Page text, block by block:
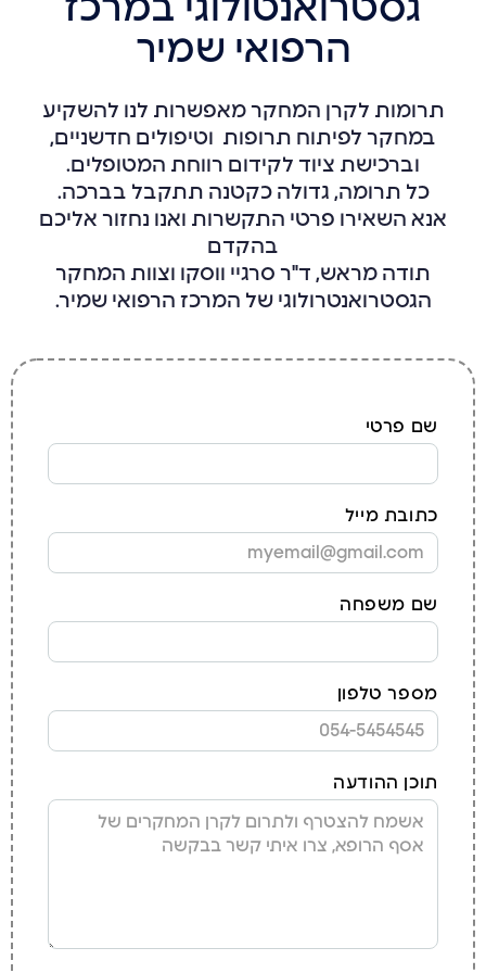
גסטרואנטולוגי במרכז
הרפואי שמיר
תרומות לקרן המחקר מאפשרות לנו להשקיע
במחקר לפיתוח תרופות וטיפולים חדשניים,
וברכישת ציוד לקידום רווחת המטופלים.
כל תרומה, גדולה כקטנה תתקבל בברכה.
אנא השאירו פרטי התקשרות ואנו נחזור אליכם
בהקדם
תודה מראש, ד"ר סרגיי ווסקו וצוות המחקר
הגסטרואנטרולוגי של המרכז הרפואי שמיר.
שם פרטי
כתובת מייל
שם משפחה
מספר טלפון
תוכן ההודעה